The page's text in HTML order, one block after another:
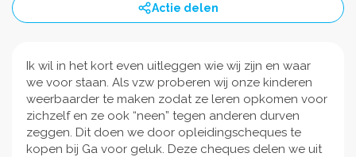
Actie delen
Ik wil in het kort even uitleggen wie wij zijn en waar
we voor staan. Als vzw proberen wij onze kinderen
weerbaarder te maken zodat ze leren opkomen voor
zichzelf en ze ook “neen” tegen anderen durven
zeggen. Dit doen we door opleidingscheques te
kopen bij Ga voor geluk. Deze cheques delen we uit